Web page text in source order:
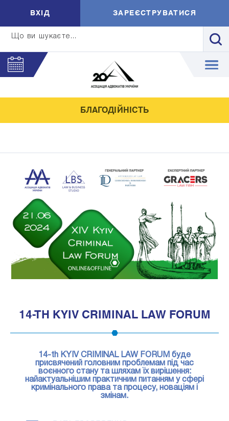
Що ви шукаєте...
ВXIД ЗАРЕЄСТРУВАТИСЯ
БЛАГОДІЙНІСТЬ
14-TH KYIV CRIMINAL LAW FORUM
14-th KYIV CRIMINAL LAW FORUM буде
присвячений головним проблемам під час
воєнного стану та шляхам їх вирішення:
найактуальнішим практичним питанням у сфері
кримінального права та процесу, новаціям і
змінам.